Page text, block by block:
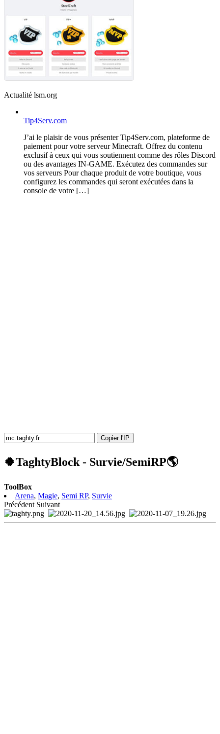
Actualité lsm.org
Tip4Serv.com
J’ai le plaisir de vous présenter Tip4Serv.com, plateforme de
paiement pour votre serveur Minecraft. Offrez du contenu
exclusif à ceux qui vous soutiennent comme des rôles Discord
ou des avantages IN-GAME. Exécutez des commandes sur
vos serveurs Pour chaque produit de votre boutique, vous
configurez les commandes qui seront exécutées dans la
console de votre […]
Copier l'IP
🍀TaghtyBlock - Survie/SemiRP🌎
ToolBox
Arena, Magie, Semi RP, Survie
Précédent Suivant